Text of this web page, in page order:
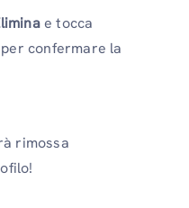
e tocca
confermare la
rimossa